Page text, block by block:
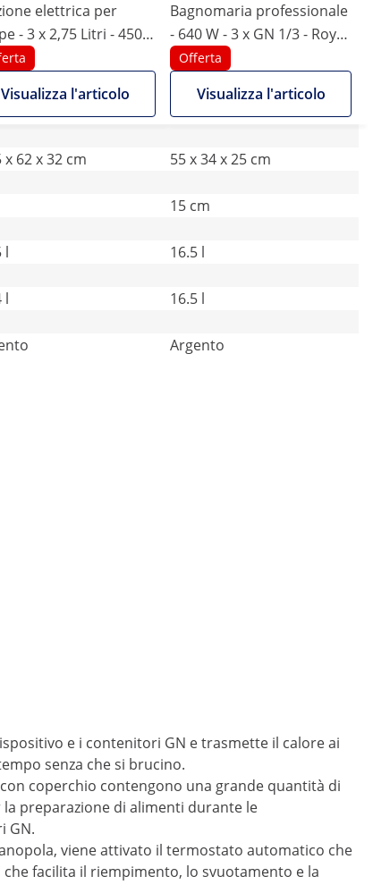
elettrica per
- 3 x 2,75 Litri - 450
Visualizza l'articolo
Bagnomaria professionale
- 640 W - 3 x GN 1/3 - Royal
Catering
Offerta
Visualizza l'articolo
x 62 x 32 cm
55 x 34 x 25 cm
15 cm
l
16.5 l
l
16.5 l
Argento
e i contenitori GN e trasmette il calore ai
senza che si brucino.
coperchio contengono una grande quantità di
preparazione di alimenti durante le
GN.
viene attivato il termostato automatico che
facilita il riempimento, lo svuotamento e la